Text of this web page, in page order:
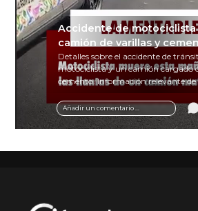
Añadir un comentario ...
Accidente de motociclista
camión de varillas y
Detalles sobre el accidente de
motociclista y un camión cargado
cemento. Información relevante de
vial y recomendaciones para